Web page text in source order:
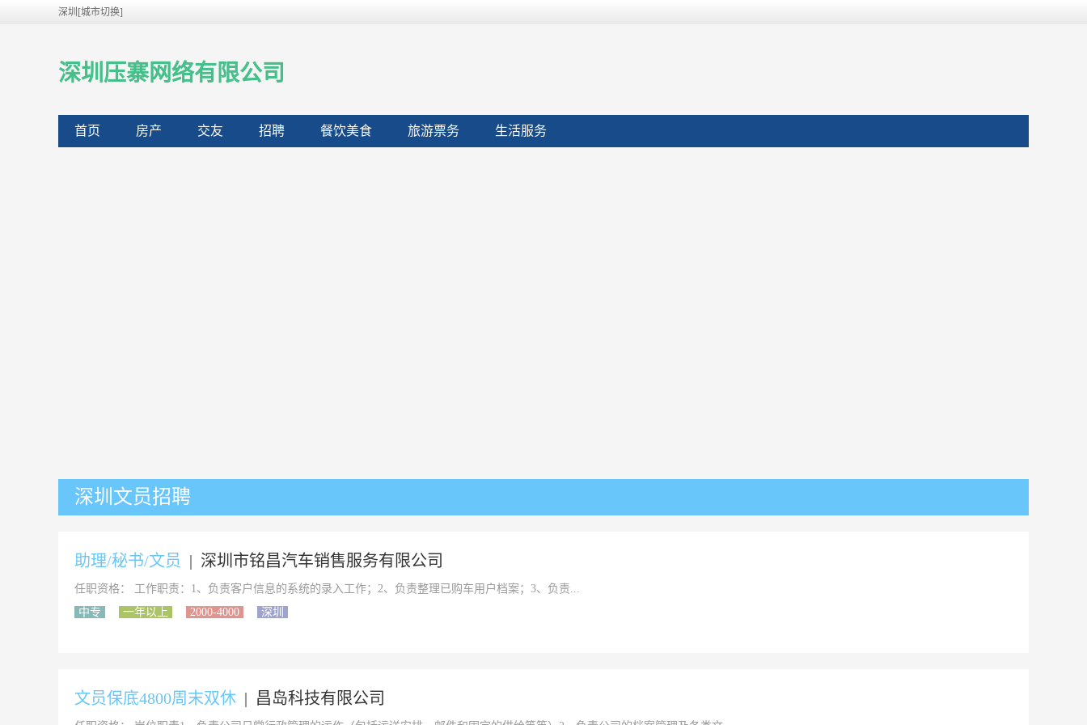
深圳[城市切换]
深圳压寨网络有限公司
首页 房产 交友 招聘 餐饮美食 旅游票务 生活服务
深圳文员招聘
助理/秘书/文员 | 深圳市铭昌汽车销售服务有限公司
任职资格： 工作职责：1、负责客户信息的系统的录入工作；2、负责整理已购车用户档案；3、负责...
中专
一年以上 2000-4000 深圳
文员保底4800周末双休 | 昌岛科技有限公司